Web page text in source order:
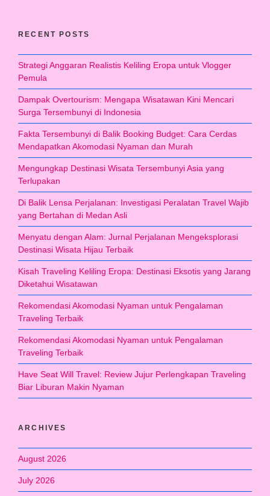
RECENT POSTS
Strategi Anggaran Realistis Keliling Eropa untuk Vlogger
Pemula
Dampak Overtourism: Mengapa Wisatawan Kini Mencari
Surga Tersembunyi di Indonesia
Fakta Tersembunyi di Balik Booking Budget: Cara Cerdas
Mendapatkan Akomodasi Nyaman dan Murah
Mengungkap Destinasi Wisata Tersembunyi Asia yang
Terlupakan
Di Balik Lensa Perjalanan: Investigasi Peralatan Travel Wajib
yang Bertahan di Medan Asli
Menyatu dengan Alam: Jurnal Perjalanan Mengeksplorasi
Destinasi Wisata Hijau Terbaik
Kisah Traveling Keliling Eropa: Destinasi Eksotis yang Jarang
Diketahui Wisatawan
Rekomendasi Akomodasi Nyaman untuk Pengalaman
Traveling Terbaik
Rekomendasi Akomodasi Nyaman untuk Pengalaman
Traveling Terbaik
Have Seat Will Travel: Review Jujur Perlengkapan Traveling
Biar Liburan Makin Nyaman
ARCHIVES
August 2026
July 2026